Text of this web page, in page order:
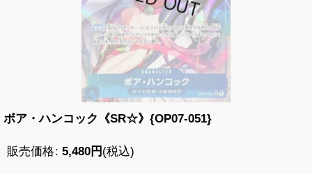
ボア・ハンコック《SR☆》{OP07-051}
販売価格: 5,480円 (税込)